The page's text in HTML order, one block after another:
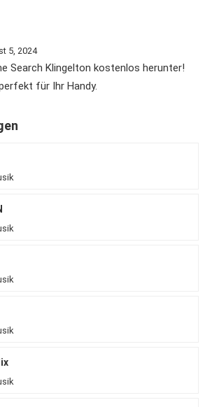
5, 2024
Search Klingelton kostenlos herunter!
für Ihr Handy.